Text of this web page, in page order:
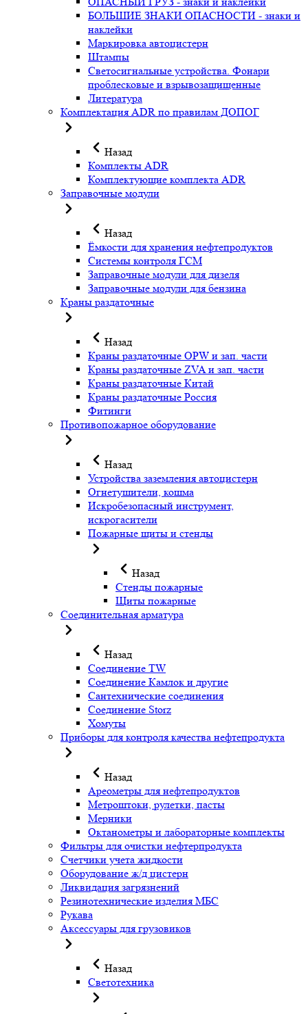
БОЛЬШИЕ ЗНАКИ ОПАСНОСТИ - знаки и
наклейки
Маркировка автоцистерн
Штампы
Светосигнальные устройства. Фонари
проблесковые и взрывозащищенные
Литература
Комплектация ADR по правилам ДОПОГ
Назад
Комплекты ADR
Комплектующие комплекта ADR
Заправочные модули
Назад
Ёмкости для хранения нефтепродуктов
Системы контроля ГСМ
Заправочные модули для дизеля
Заправочные модули для бензина
Краны раздаточные
Назад
Краны раздаточные OPW и зап. части
Краны раздаточные ZVA и зап. части
Краны раздаточные Китай
Краны раздаточные Россия
Фитинги
Противопожарное оборудование
Назад
Устройства заземления автоцистерн
Огнетушители, кошма
Искробезопасный инструмент,
искрогасители
Пожарные щиты и стенды
Назад
Стенды пожарные
Щиты пожарные
Соединительная арматура
Назад
Соединение TW
Соединение Камлок и другие
Сантехнические соединения
Соединение Storz
Хомуты
Приборы для контроля качества нефтепродукта
Назад
Ареометры для нефтепродуктов
Метроштоки, рулетки, пасты
Мерники
Октанометры и лабораторные комплекты
Фильтры для очистки нефтерпродукта
Счетчики учета жидкости
Оборудование ж/д цистерн
Ликвидация загрязнений
Резинотехнические изделия МБС
Рукава
Аксессуары для грузовиков
Назад
Светотехника